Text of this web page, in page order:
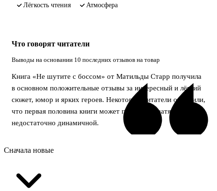
лёгкость чтения
атмосфера
Что говорят читатели
Выводы на основании 10 последних отзывов на товар
Книга «Не шутите с боссом» от Матильды Старр получила
в основном положительные отзывы за интересный и лёгкий
сюжет, юмор и ярких героев. Некоторые читатели отметили,
что первая половина книги может показаться затянутой и
недостаточно динамичной.
Сначала новые